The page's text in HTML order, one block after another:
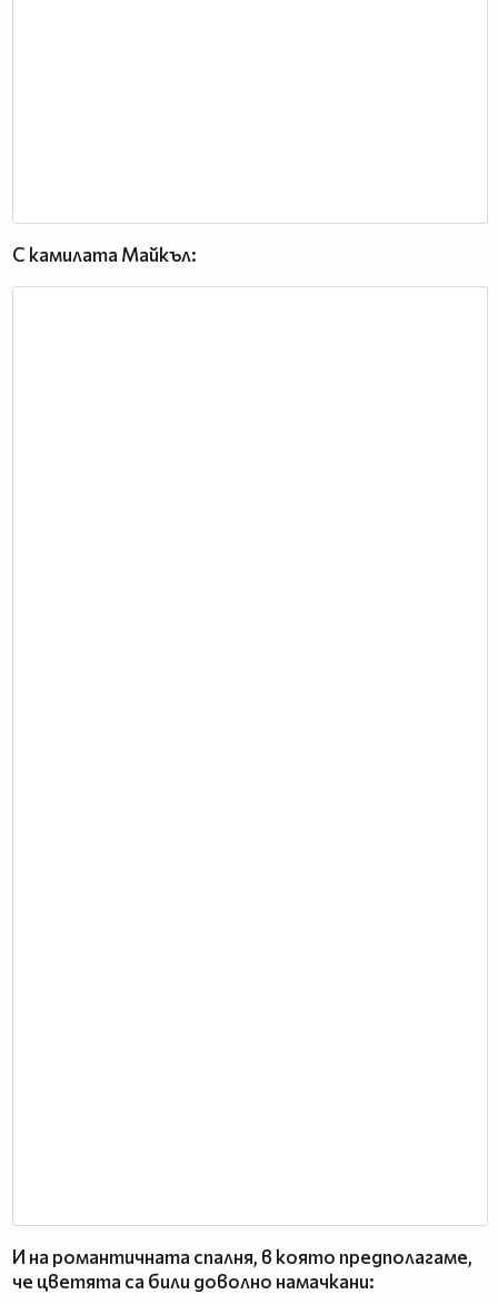
С камилата Майкъл:
И на романтичната спалня, в която предполагаме,
че цветята са били доволно намачкани: